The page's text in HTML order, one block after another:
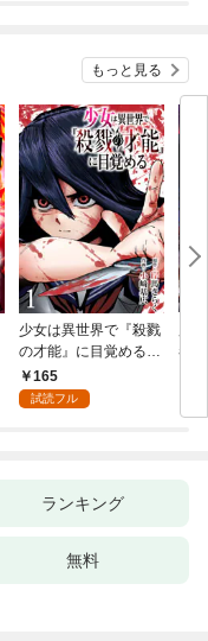
もっと見る
少女は異世界で『殺戮
の才能』に目覚める
(話売り) #1
165
試読フル
者
ランキング
無料